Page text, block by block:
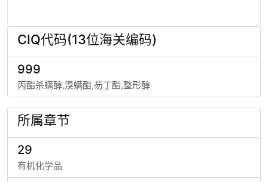
CIQ代码(13位海关编码)
999
丙酯杀螨醇,溴螨酯,芴丁酯,整形醇
所属章节
29
有机化学品